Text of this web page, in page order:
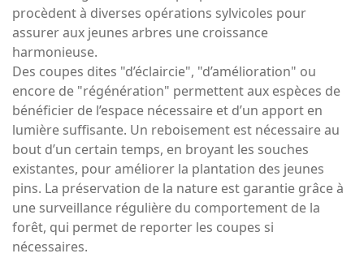
procèdent à diverses opérations sylvicoles pour
assurer aux jeunes arbres une croissance
harmonieuse.
Des coupes dites "d’éclaircie", "d’amélioration" ou
encore de "régénération" permettent aux espèces de
bénéficier de l’espace nécessaire et d’un apport en
lumière suffisante. Un reboisement est nécessaire au
bout d’un certain temps, en broyant les souches
existantes, pour améliorer la plantation des jeunes
pins. La préservation de la nature est garantie grâce à
une surveillance régulière du comportement de la
forêt, qui permet de reporter les coupes si
nécessaires.